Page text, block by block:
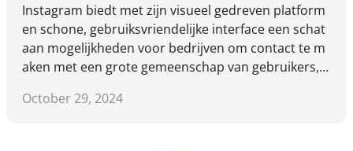
Instagram biedt met zijn visueel gedreven platform
en schone, gebruiksvriendelijke interface een schat
aan mogelijkheden voor bedrijven om contact te m
aken met een grote gemeenschap van gebruikers, v
es, delen en zelfs directe aankopen. Net als retweet
October 29, 2024